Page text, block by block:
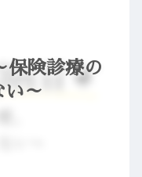
保険診療の
い～